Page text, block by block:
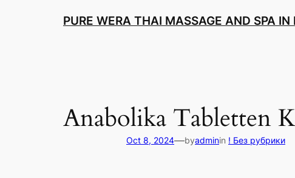
PURE WERA THAI MASSAGE AND SPA IN
Anabolika Tabletten
Oct 8, 2024—byadminin ! Без рубрики